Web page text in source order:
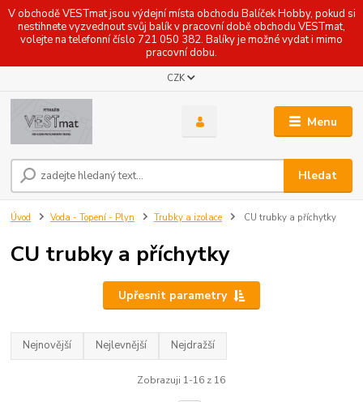
V obchodě VESTmat jsou výdejní místa obchodu Balíček Hobby, pokud si
nestihnete vyzvednout svůj balík v pracovní době obchodu VESTmat,
volejte na telefonní číslo 721 050 382. Balíky je možné vydat i mimo
pracovní dobu.
Menu
CZK
Hledat
Úvod Voda - Topení - Plyn Trubky a izolace CU trubky a příchytky
CU trubky a příchytky
Upřesnit parametry
Nejnovější Nejlevnější Nejdražší
Zobrazuji 1-16 z 16